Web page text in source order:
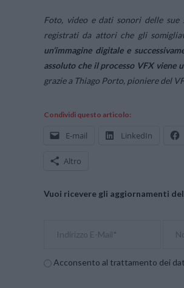
Foto, video e dati sonori delle sue
registrati da attori che gli
un’immagine digitale e
assoluto che il processo VFX viene
grazie a Thiago Porto, pioniere del
Condividi questo articolo:
E-mail LinkedIn
Altro
Vuoi ricevere gli aggiornamenti
Acconsento al trattamento dei